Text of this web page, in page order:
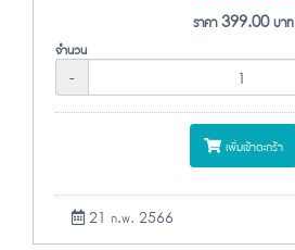
ราคา399.00บาท
จำนวน
-
เพิ่มเข้าตะกร้า
21 ก.พ. 2566